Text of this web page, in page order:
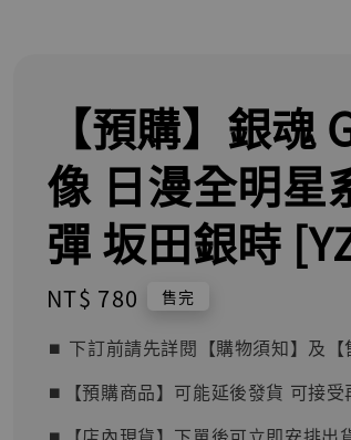
【預購】銀魂
像 日漫全明星
彈 坂田銀時
Regular
price
NT$ 780 售完
⏹︎ 下訂前請先詳閱【購物須知】及【
⏹︎【預購商品】可能延後發貨 可接受